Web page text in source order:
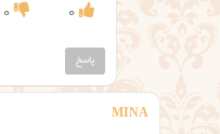
0
0
پاسخ
MINA